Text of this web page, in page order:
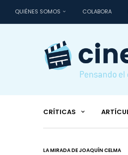
QUIÉNES SOMOS COLABORA
CRÍTICAS
LA MIRADA DE JOAQUÍN CELMA